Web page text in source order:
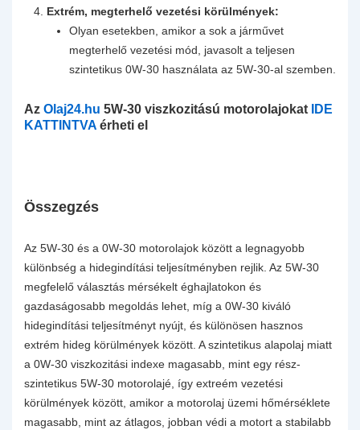
Extrém, megterhelő vezetési körülmények:
Olyan esetekben, amikor a sok a járművet
megterhelő vezetési mód, javasolt a teljesen
szintetikus 0W-30 használata az 5W-30-al szemben.
Az Olaj24.hu 5W-30 viszkozitású motorolajokat
IDE
KATTINTVA érheti el
Összegzés
Az 5W-30 és a 0W-30 motorolajok között a legnagyobb
különbség a hidegindítási teljesítményben rejlik. Az 5W-30
megfelelő választás mérsékelt éghajlatokon és
gazdaságosabb megoldás lehet, míg a 0W-30 kiváló
hidegindítási teljesítményt nyújt, és különösen hasznos
extrém hideg körülmények között. A szintetikus alapolaj miatt
a 0W-30 viszkozitási indexe magasabb, mint egy rész-
szintetikus 5W-30 motorolajé, így extreém vezetési
körülmények között, amikor a motorolaj üzemi hőmérséklete
magasabb, mint az átlagos, jobban védi a motort a stabilabb